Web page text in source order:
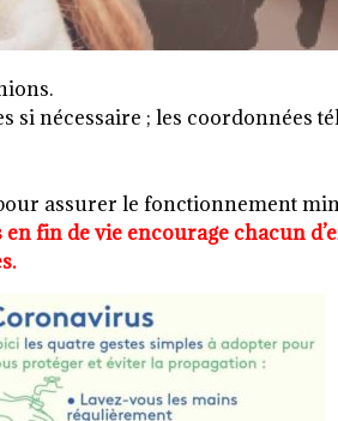
si nécessaire ; les coordonnées
assurer le fonctionnement
fin de vie encourage chacun